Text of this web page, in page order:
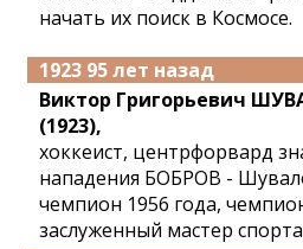
начать их поиск в Космосе.
1923 95 лет назад
Виктор Григорьевич
(1923),
хоккеист, центрфорвард
нападения БОБРОВ -
чемпион 1956 года,
заслуженный мастер